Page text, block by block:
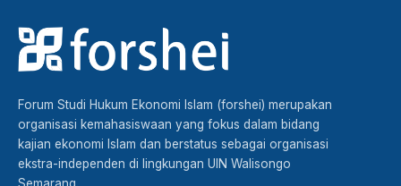
Forum Studi Hukum Ekonomi Islam (forshei) merupakan
organisasi kemahasiswaan yang fokus dalam bidang
kajian ekonomi Islam dan berstatus sebagai organisasi
ekstra-independen di lingkungan UIN Walisongo